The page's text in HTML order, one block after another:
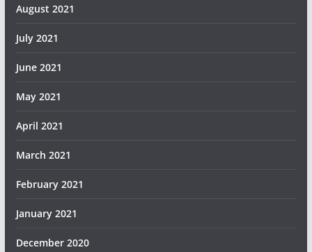
August 2021
July 2021
June 2021
May 2021
April 2021
March 2021
February 2021
January 2021
December 2020